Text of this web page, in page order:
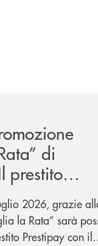
di
prestito
si fa in due
2026, grazie
la Rata” sarà
Prestipay con il